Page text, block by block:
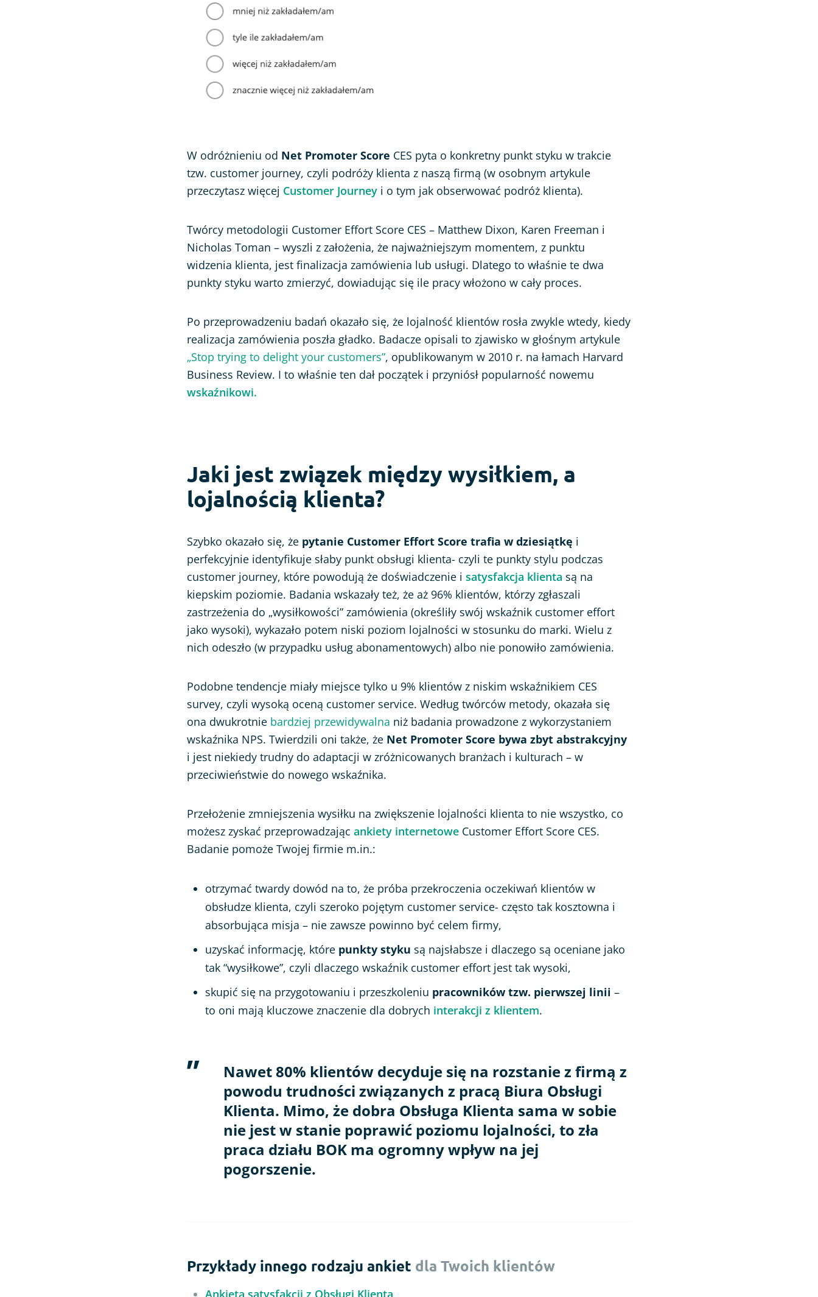
W odróżnieniu od Net Promoter Score CES pyta o konkretny punkt styku w trakcie
tzw. customer journey, czyli podróży klienta z naszą firmą (w osobnym artykule
przeczytasz więcej Customer Journey i o tym jak obserwować podróż klienta).
Twórcy metodologii Customer Effort Score CES – Matthew Dixon, Karen Freeman i
Nicholas Toman – wyszli z założenia, że najważniejszym momentem, z punktu
widzenia klienta, jest finalizacja zamówienia lub usługi. Dlatego to właśnie te dwa
punkty styku warto zmierzyć, dowiadując się ile pracy włożono w cały proces.
Po przeprowadzeniu badań okazało się, że lojalność klientów rosła zwykle wtedy, kiedy
realizacja zamówienia poszła gładko. Badacze opisali to zjawisko w głośnym artykule
„Stop trying to delight your customers”, opublikowanym w 2010 r. na łamach Harvard
Business Review. I to właśnie ten dał początek i przyniósł popularność nowemu
wskaźnikowi.
Jaki jest związek między wysiłkiem, a
lojalnością klienta?
Szybko okazało się, że pytanie Customer Effort Score trafia w dziesiątkę i
perfekcyjnie identyfikuje słaby punkt obsługi klienta- czyli te punkty stylu podczas
customer journey, które powodują że doświadczenie i satysfakcja klienta są na
kiepskim poziomie. Badania wskazały też, że aż 96% klientów, którzy zgłaszali
zastrzeżenia do „wysiłkowości” zamówienia (określiły swój wskaźnik customer effort
jako wysoki), wykazało potem niski poziom lojalności w stosunku do marki. Wielu z
nich odeszło (w przypadku usług abonamentowych) albo nie ponowiło zamówienia.
Podobne tendencje miały miejsce tylko u 9% klientów z niskim wskaźnikiem CES
survey, czyli wysoką oceną customer service. Według twórców metody, okazała się
ona dwukrotnie bardziej przewidywalna niż badania prowadzone z wykorzystaniem
wskaźnika NPS. Twierdzili oni także, że Net Promoter Score bywa zbyt abstrakcyjny
i jest niekiedy trudny do adaptacji w zróżnicowanych branżach i kulturach – w
przeciwieństwie do nowego wskaźnika.
Przełożenie zmniejszenia wysiłku na zwiększenie lojalności klienta to nie wszystko, co
możesz zyskać przeprowadzając ankiety internetowe Customer Effort Score CES.
Badanie pomoże Twojej firmie m.in.:
otrzymać twardy dowód na to, że próba przekroczenia oczekiwań klientów w
obsłudze klienta, czyli szeroko pojętym customer service- często tak kosztowna i
absorbująca misja – nie zawsze powinno być celem firmy,
uzyskać informację, które punkty styku są najsłabsze i dlaczego są oceniane jako
tak “wysiłkowe”, czyli dlaczego wskaźnik customer effort jest tak wysoki,
skupić się na przygotowaniu i przeszkoleniu pracowników tzw. pierwszej linii –
to oni mają kluczowe znaczenie dla dobrych interakcji z klientem.
Nawet 80% klientów decyduje się na rozstanie z firmą z
powodu trudności związanych z pracą Biura Obsługi
Klienta. Mimo, że dobra Obsługa Klienta sama w sobie
nie jest w stanie poprawić poziomu lojalności, to zła
praca działu BOK ma ogromny wpływ na jej
pogorszenie.
Przykłady innego rodzaju ankiet dla Twoich klientów
Ankieta satysfakcji z Obsługi Klienta